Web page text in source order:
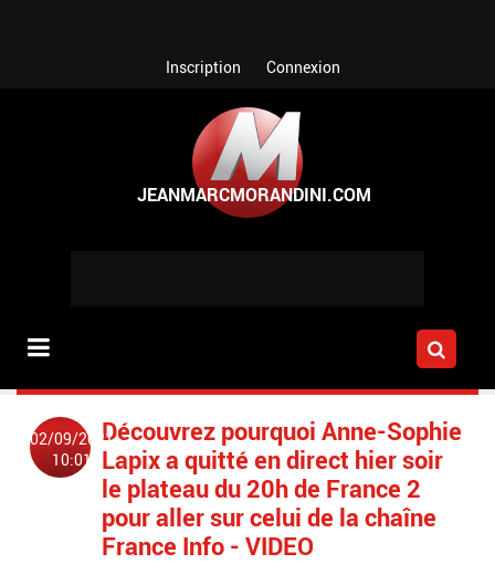
Inscription Connexion
02/09/2021
10:01
Découvrez pourquoi Anne-Sophie
Lapix a quitté en direct hier soir
le plateau du 20h de France 2
pour aller sur celui de la chaîne
France Info - VIDEO